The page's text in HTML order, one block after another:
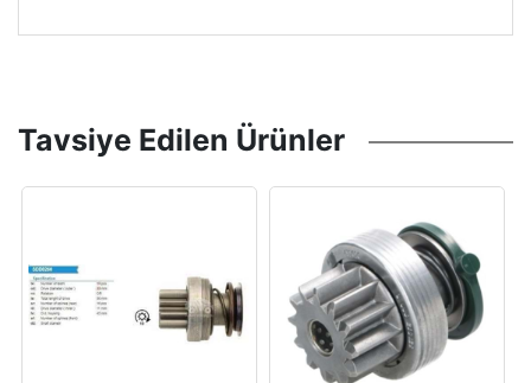
Tavsiye Edilen Ürünler